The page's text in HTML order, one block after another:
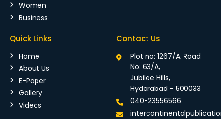
Women
Business
Quick Links
Home
About Us
E-Paper
Gallery
Videos
Contact Us
Plot no: 1267/A, Road
No: 63/A,
Jubilee Hills,
Hyderabad - 500033
040-23556566